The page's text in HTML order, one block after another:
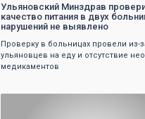
Ульяновский Минздрав
качество питания в двух
нарушений не выявлено
Проверку в больницах провели из-
ульяновцев на еду и отсутствие
медикаментов